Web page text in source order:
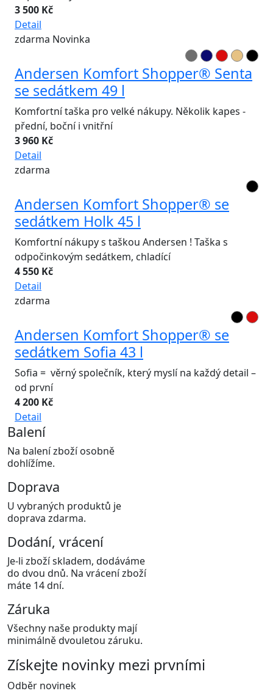
3 500 Kč
Detail
zdarma Novinka
Andersen Komfort Shopper® Senta
se sedátkem 49 l
Komfortní taška pro velké nákupy. Několik kapes -
přední, boční i vnitřní
3 960 Kč
Detail
zdarma
Andersen Komfort Shopper® se
sedátkem Holk 45 l
Komfortní nákupy s taškou Andersen ! Taška s
odpočinkovým sedátkem, chladící
4 550 Kč
Detail
zdarma
Andersen Komfort Shopper® se
sedátkem Sofia 43 l
Sofia = věrný společník, který myslí na každý detail –
od první
4 200 Kč
Detail
Balení
Na balení zboží osobně
dohlížíme.
Doprava
U vybraných produktů je
doprava zdarma.
Dodání, vrácení
Je-li zboží skladem, dodáváme
do dvou dnů. Na vrácení zboží
máte 14 dní.
Záruka
Všechny naše produkty mají
minimálně dvouletou záruku.
Získejte novinky mezi prvními
Odběr novinek